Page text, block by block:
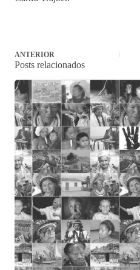
ANTERIOR
Posts relacionados